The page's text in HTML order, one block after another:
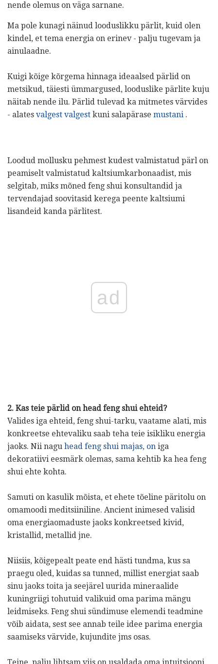
nende olemus on väga sarnane.
Ma pole kunagi näinud looduslikku pärlit, kuid olen
kindel, et tema energia on erinev - palju tugevam ja
ainulaadne.
Kuigi kõige kõrgema hinnaga ideaalsed pärlid on
metsikud, täiesti ümmargused, looduslike pärlite kuju
näitab nende ilu. Pärlid tulevad ka mitmetes värvides
- alates valgest valgest kuni salapärase mustani .
Loodud mollusku pehmest kudest valmistatud pärl on
peamiselt valmistatud kaltsiumkarbonaadist, mis
selgitab, miks mõned feng shui konsultandid ja
tervendajad soovitasid kerega peente kaltsiumi
lisandeid kanda pärlitest.
ad
2. Kas teie pärlid on head feng shui ehteid?
Valides iga ehteid, feng shui-tarku, vaatame alati, mis
konkreetse ehtevaliku saab teha teie isikliku energia
jaoks. Nii nagu head feng shui majas, on iga
dekoratiivi eesmärk olemas, sama kehtib ka hea feng
shui ehte kohta.
Samuti on kasulik mõista, et ehete tõeline päritolu on
omamoodi meditsiiniline. Ancient inimesed valisid
oma energiaomaduste jaoks konkreetsed kivid,
kristallid, metallid jne.
Niisiis, kõigepealt peate end hästi tundma, kus sa
praegu oled, kuidas sa tunned, millist energiat saab
sinu jaoks toita ja seejärel uurida mineraalide
kuningriigi tohutuid valikuid oma parima mängu
leidmiseks. Feng shui sündimuse elemendi teadmine
võib aidata, sest see annab teile idee parima energia
saamiseks värvide, kujundite jms osas.